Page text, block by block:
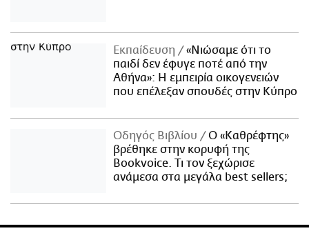
Εκπαίδευση
«Νιώσαμε ότι το
παιδί δεν έφυγε ποτέ από την
Αθήνα»: Η εμπειρία οικογενειών
που επέλεξαν σπουδές στην Κύπρο
Οδηγός Βιβλίου
Ο «Καθρέφτης»
βρέθηκε στην κορυφή της
Bookvoice. Τι τον ξεχώρισε
ανάμεσα στα μεγάλα best sellers;